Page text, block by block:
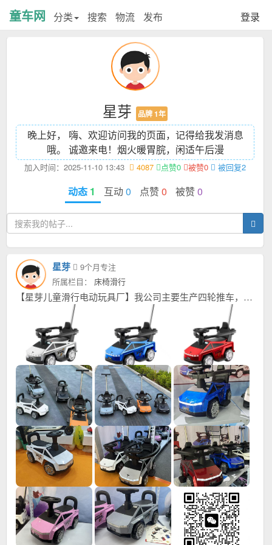
童车网 分类 搜索 物流 发布 登录
星芽 品牌 1年
晚上好， 嗨、欢迎访问我的页面，记得给我发消息
哦。 诚邀来电！ 烟火暖胃脘，闲适午后漫
加入时间：2025-11-10 13:43 4087 点赞0 被赞0 被回复2
动态 1 互动 0 点赞0 被赞0
星芽
9个月专注
所属栏目： 床椅滑行
【星芽儿童滑行电动玩具厂】我公司主要生产四轮推车，滑行车，等等儿童玩具、我们始终以优质稳定的产品质量，和高效贴心的售后服务，以及高精尖锐的开发能力。赢得广大国内外客户一致好评，本年刚刚开发新品上市，欢迎大家进货首先联系我们，合作共赢！我的电话是：15531970036